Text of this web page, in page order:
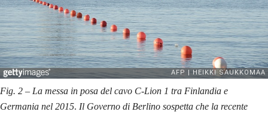
Fig. 2 – La messa in posa del cavo C-Lion 1 tra Finlandia e
Germania nel 2015. Il Governo di Berlino sospetta che la recente